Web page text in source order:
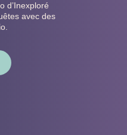
d’Inexploré
avec des